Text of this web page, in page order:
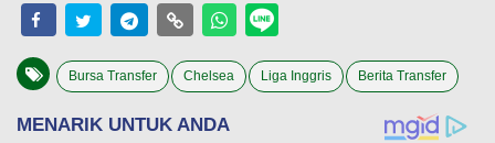
Bursa Transfer Chelsea Liga Inggris Berita Transfer